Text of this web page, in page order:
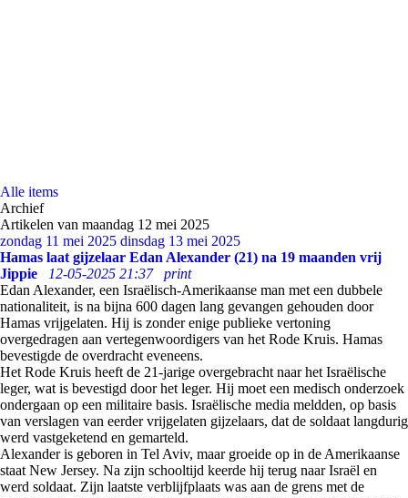
Alle items
Archief
Artikelen van maandag 12 mei 2025
zondag 11 mei 2025 dinsdag 13 mei 2025
Hamas laat gijzelaar Edan Alexander (21) na 19 maanden vrij
Jippie
12-05-2025 21:37
print
Edan Alexander, een Israëlisch-Amerikaanse man met een dubbele
nationaliteit, is na bijna 600 dagen lang gevangen gehouden door
Hamas vrijgelaten. Hij is zonder enige publieke vertoning
overgedragen aan vertegenwoordigers van het Rode Kruis. Hamas
bevestigde de overdracht eveneens.
Het Rode Kruis heeft de 21-jarige overgebracht naar het Israëlische
leger, wat is bevestigd door het leger. Hij moet een medisch onderzoek
ondergaan op een militaire basis. Israëlische media meldden, op basis
van verslagen van eerder vrijgelaten gijzelaars, dat de soldaat langdurig
werd vastgeketend en gemarteld.
Alexander is geboren in Tel Aviv, maar groeide op in de Amerikaanse
staat New Jersey. Na zijn schooltijd keerde hij terug naar Israël en
werd soldaat. Zijn laatste verblijfplaats was aan de grens met de